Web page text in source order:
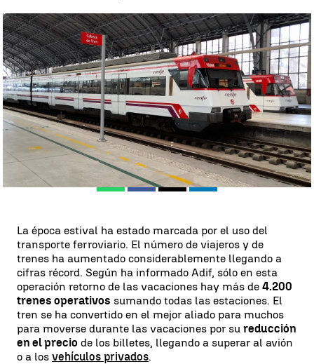
Más de 4.200 trenes operativos van a realizar viajes durante la
operación retorno |Europa Press
Juan Pérez
Publicado:31 de agosto de 2023, 23:18
WhatsappFacebook
X Linkedin
La época estival ha estado marcada por el uso del
transporte ferroviario. El número de viajeros y de
trenes ha aumentado considerablemente llegando a
cifras récord. Según ha informado Adif, sólo en esta
operación retorno de las vacaciones hay más de 4.200
trenes operativos sumando todas las estaciones. El
tren se ha convertido en el mejor aliado para muchos
para moverse durante las vacaciones por su reducción
en el precio de los billetes, llegando a superar al avión
o a los vehículos privados.